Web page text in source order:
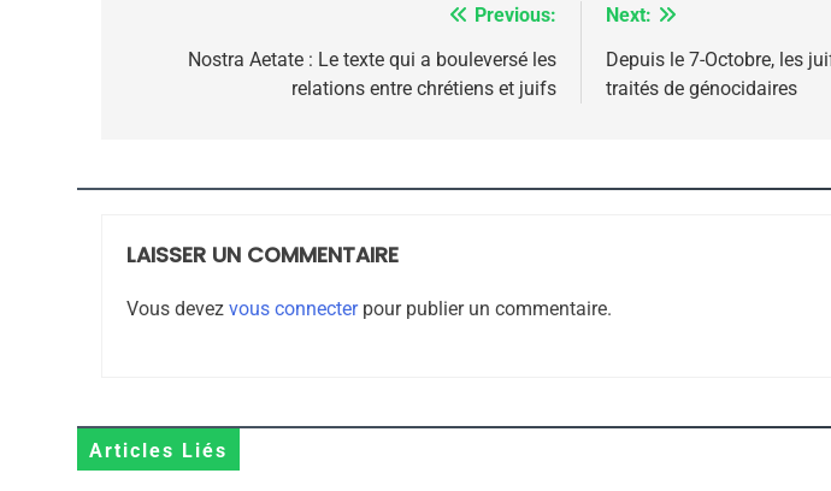
Previous:
Nostra Aetate : Le texte qui a bouleversé les
relations entre chrétiens et juifs
Next:
Depuis le 7-Octobre, les
traités de génocidaires
LAISSER UN COMMENTAIRE
Vous devez vous connecterpour publier un commentaire.
Articles Liés
Maroc : Les Amandes De Tafraout, Le Miel De
Oeil Ravageur – Vanessa De Loya Stauber